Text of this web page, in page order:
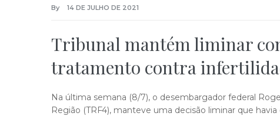
By 14 DE JULHO DE 2021
Tribunal mantém liminar
tratamento contra
Na última semana (8/7), o desembargador federal
Região (TRF4), manteve uma decisão liminar que